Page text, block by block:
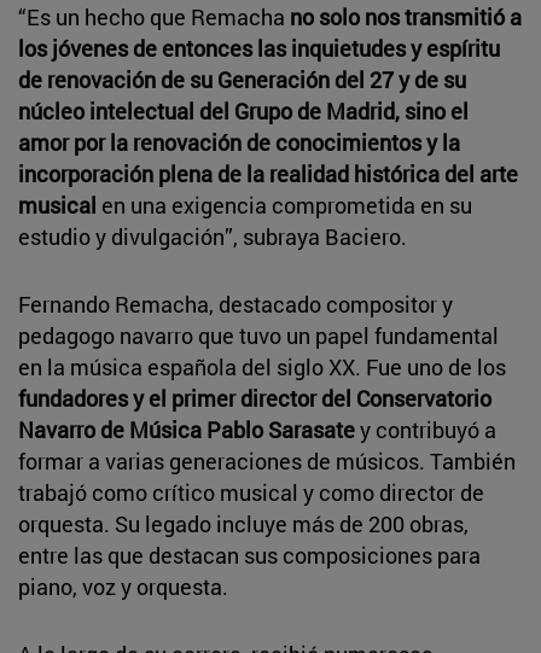
“Es un hecho que Remacha no solo nos transmitió a
los jóvenes de entonces las inquietudes y espíritu
de renovación de su Generación del 27 y de su
núcleo intelectual del Grupo de Madrid, sino el
amor por la renovación de conocimientos y la
incorporación plena de la realidad histórica del arte
musical en una exigencia comprometida en su
estudio y divulgación”, subraya Baciero.
Fernando Remacha, destacado compositor y
pedagogo navarro que tuvo un papel fundamental
en la música española del siglo XX. Fue uno de los
fundadores y el primer director del Conservatorio
Navarro de Música Pablo Sarasatey contribuyó a
formar a varias generaciones de músicos. También
trabajó como crítico musical y como director de
orquesta. Su legado incluye más de 200 obras,
entre las que destacan sus composiciones para
piano, voz y orquesta.